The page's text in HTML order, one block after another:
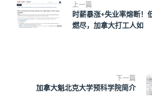
上一篇
时薪暴涨+失业率熔断！
燃尽，加拿大打工人如
下一篇
加拿大魁北克大学预科学院简介